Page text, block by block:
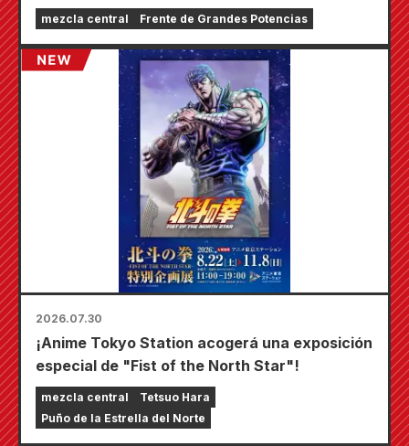
llevará a cabo una feria por tiempo limitado en
las tiendas Animate de todo el país a partir del
20 de agosto, donde podrás conseguir una
minitarjeta especialmente dibujada (¡4 tipos
mezcla central Frente de Grandes Potencias
2026.07.30
¡Anime Tokyo Station acogerá una exposición
especial de "Fist of the North Star"!
mezcla central
Tetsuo Hara
Puño de la Estrella del Norte